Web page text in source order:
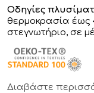
Οδηγίες
θερμοκρασία έως
στεγνωτήριο, σε
Διαβάστε